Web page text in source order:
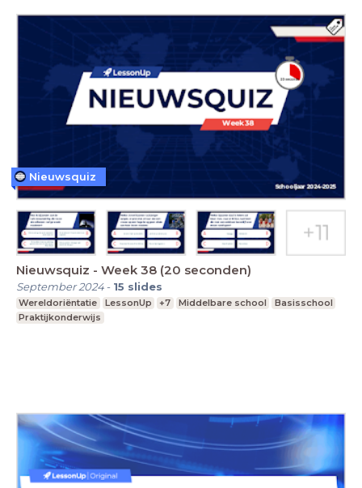
Nieuwsquiz - Week 38 (20 seconden)
September 2024- 15 slides
Wereldoriëntatie LessonUp +7 Middelbare school
Basisschool
Praktijkonderwijs
Nieuwsquiz